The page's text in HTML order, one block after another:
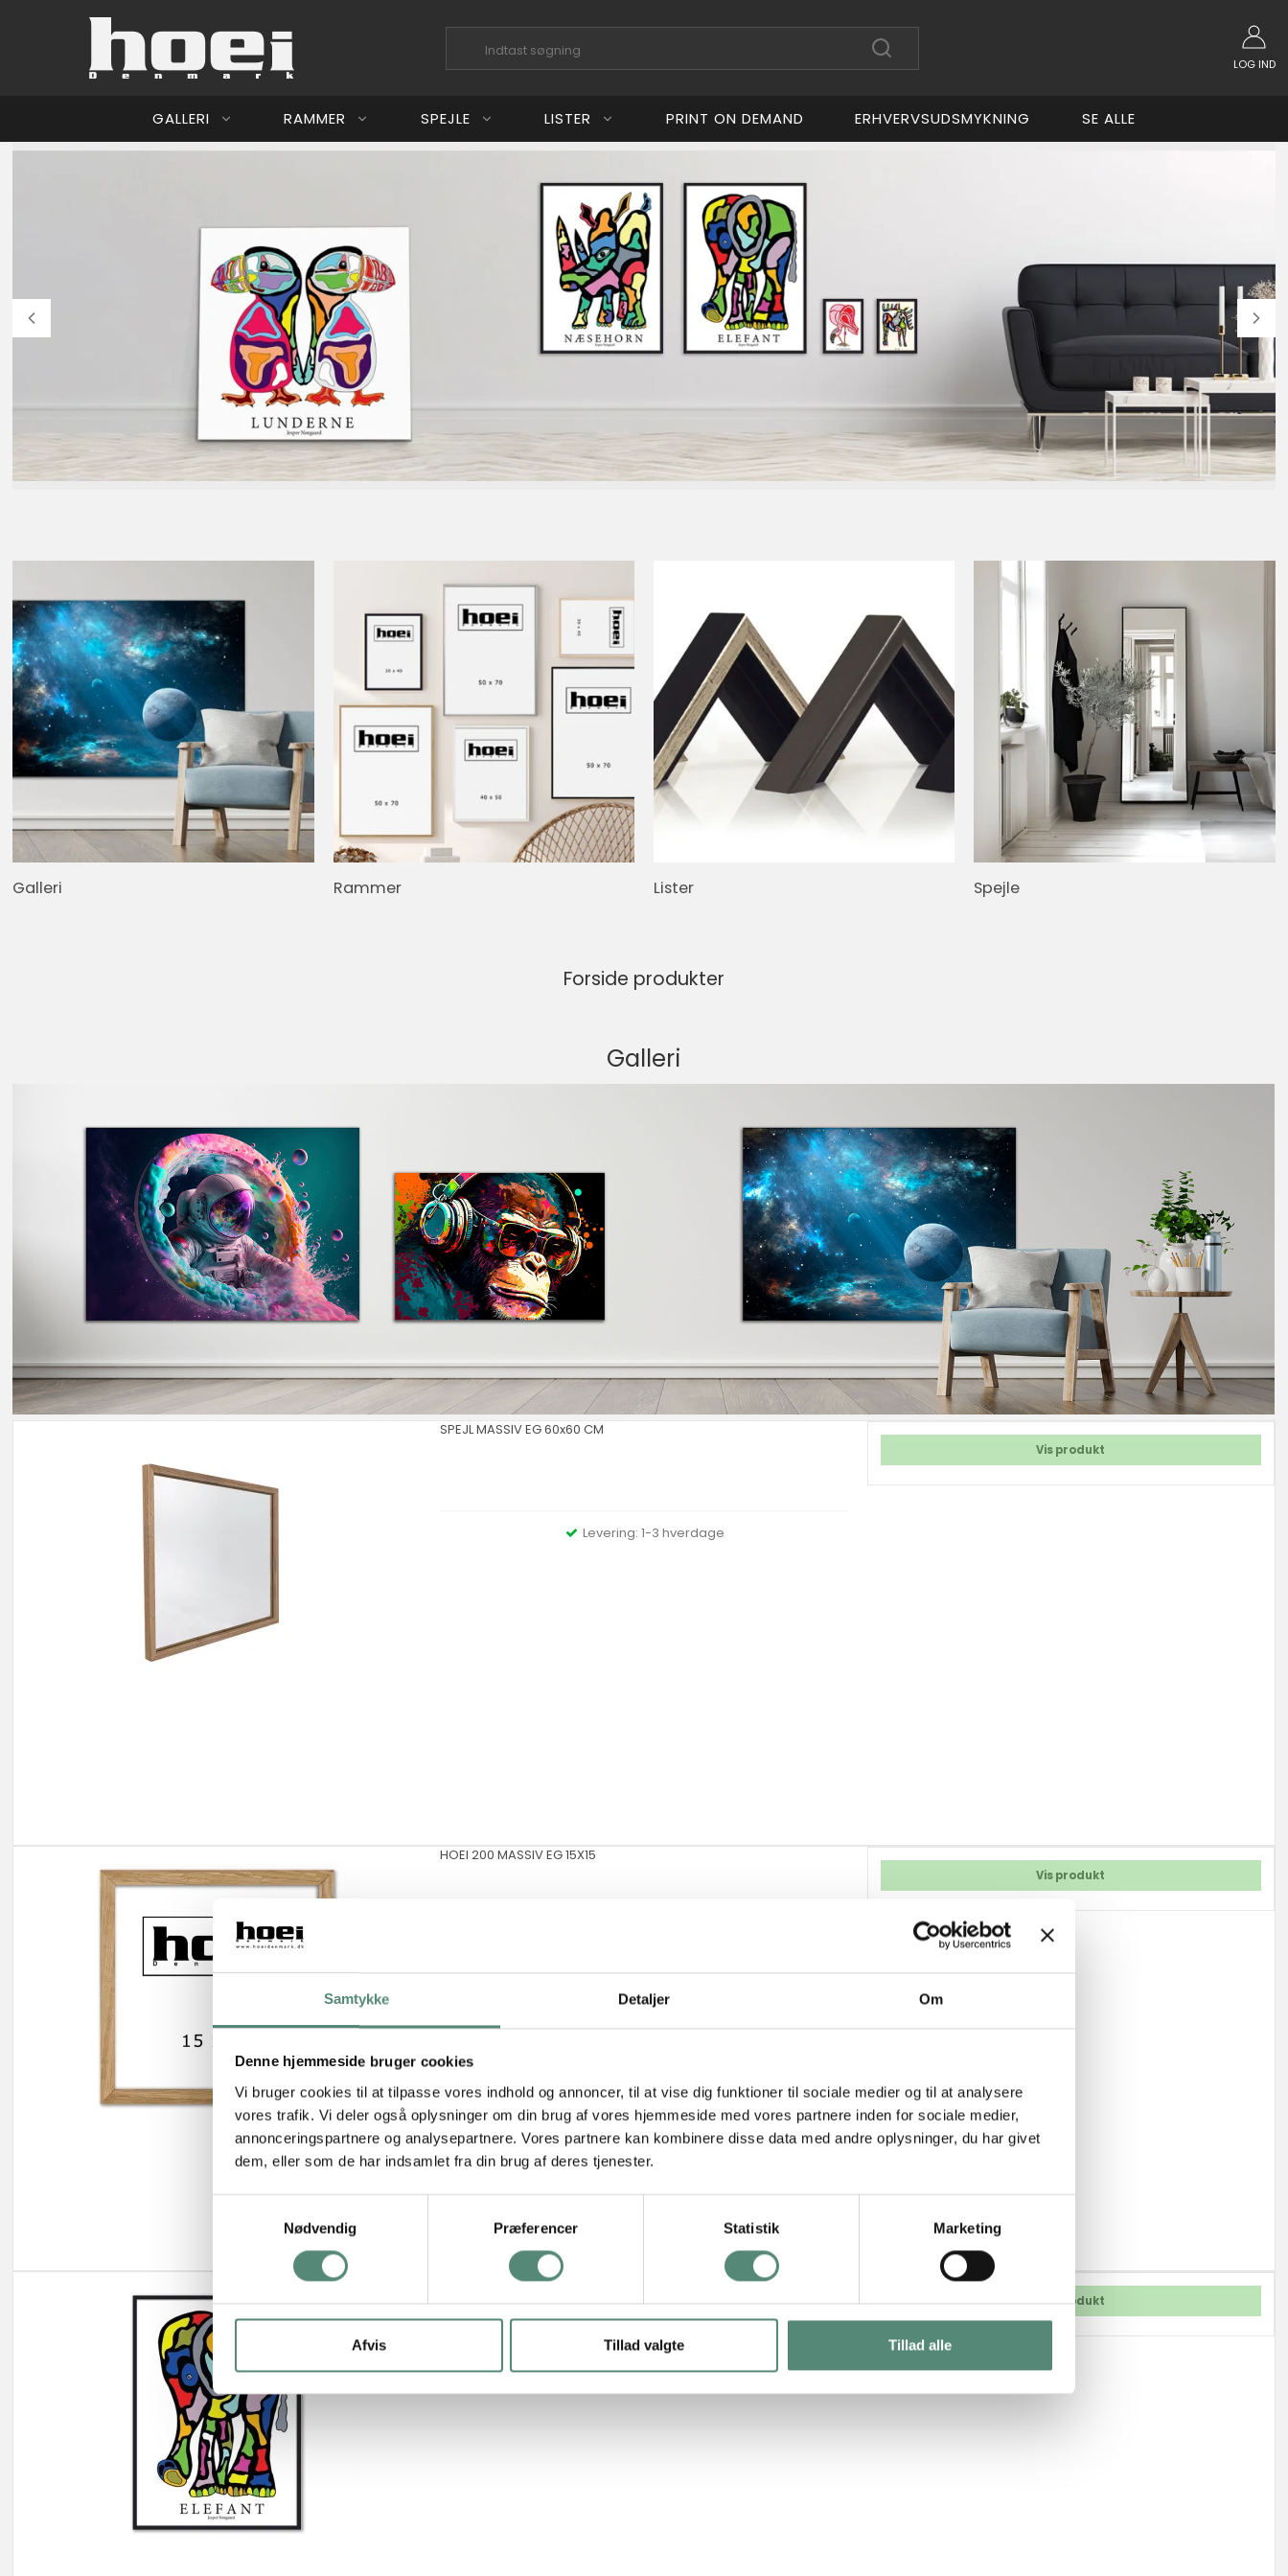
Samtykke Detaljer Om
Denne hjemmeside bruger cookies
Vi bruger cookies til at tilpasse vores indhold og annoncer, til at vise dig funktioner til sociale medier og til at analysere
vores trafik. Vi deler også oplysninger om din brug af vores hjemmeside med vores partnere inden for sociale medier,
annonceringspartnere og analysepartnere. Vores partnere kan kombinere disse data med andre oplysninger, du har givet
dem, eller som de har indsamlet fra din brug af deres tjenester.
y
k
e
v
a
l
g
Nødvendig Præferencer Statistik Marketing
Afvis Tillad valgte Tillad alle
LOG IND
GALLERI
Hoei Denmark Art
Ib Beier
RAMMER SPEJLE LISTER PRINT ON DEMAND ERHVERVSUDSMYKNING SE ALLE
Galleri Rammer Lister Spejle
Forside produkter
Galleri
SPEJL MASSIV EG 60x60 CM
Levering: 1-3 hverdage
Vis produkt
HOEI 200 MASSIV EG 15X15
Vis produkt
T-JN 114 Elefant 50X70 M/SORT 111 M GLAS
Vis produkt